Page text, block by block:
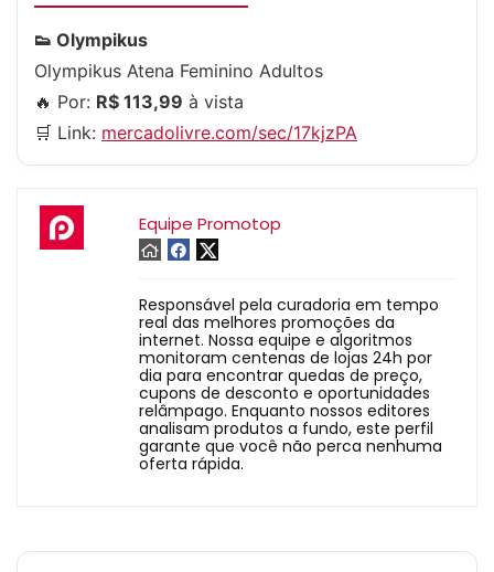
👟 Olympikus
Olympikus Atena Feminino Adultos
🔥 Por: R$ 113,99 à vista
🛒 Link: mercadolivre.com/sec/17kjzPA
Equipe Promotop
Responsável pela curadoria em tempo
real das melhores promoções da
internet. Nossa equipe e algoritmos
monitoram centenas de lojas 24h por
dia para encontrar quedas de preço,
cupons de desconto e oportunidades
relâmpago. Enquanto nossos editores
analisam produtos a fundo, este perfil
garante que você não perca nenhuma
oferta rápida.